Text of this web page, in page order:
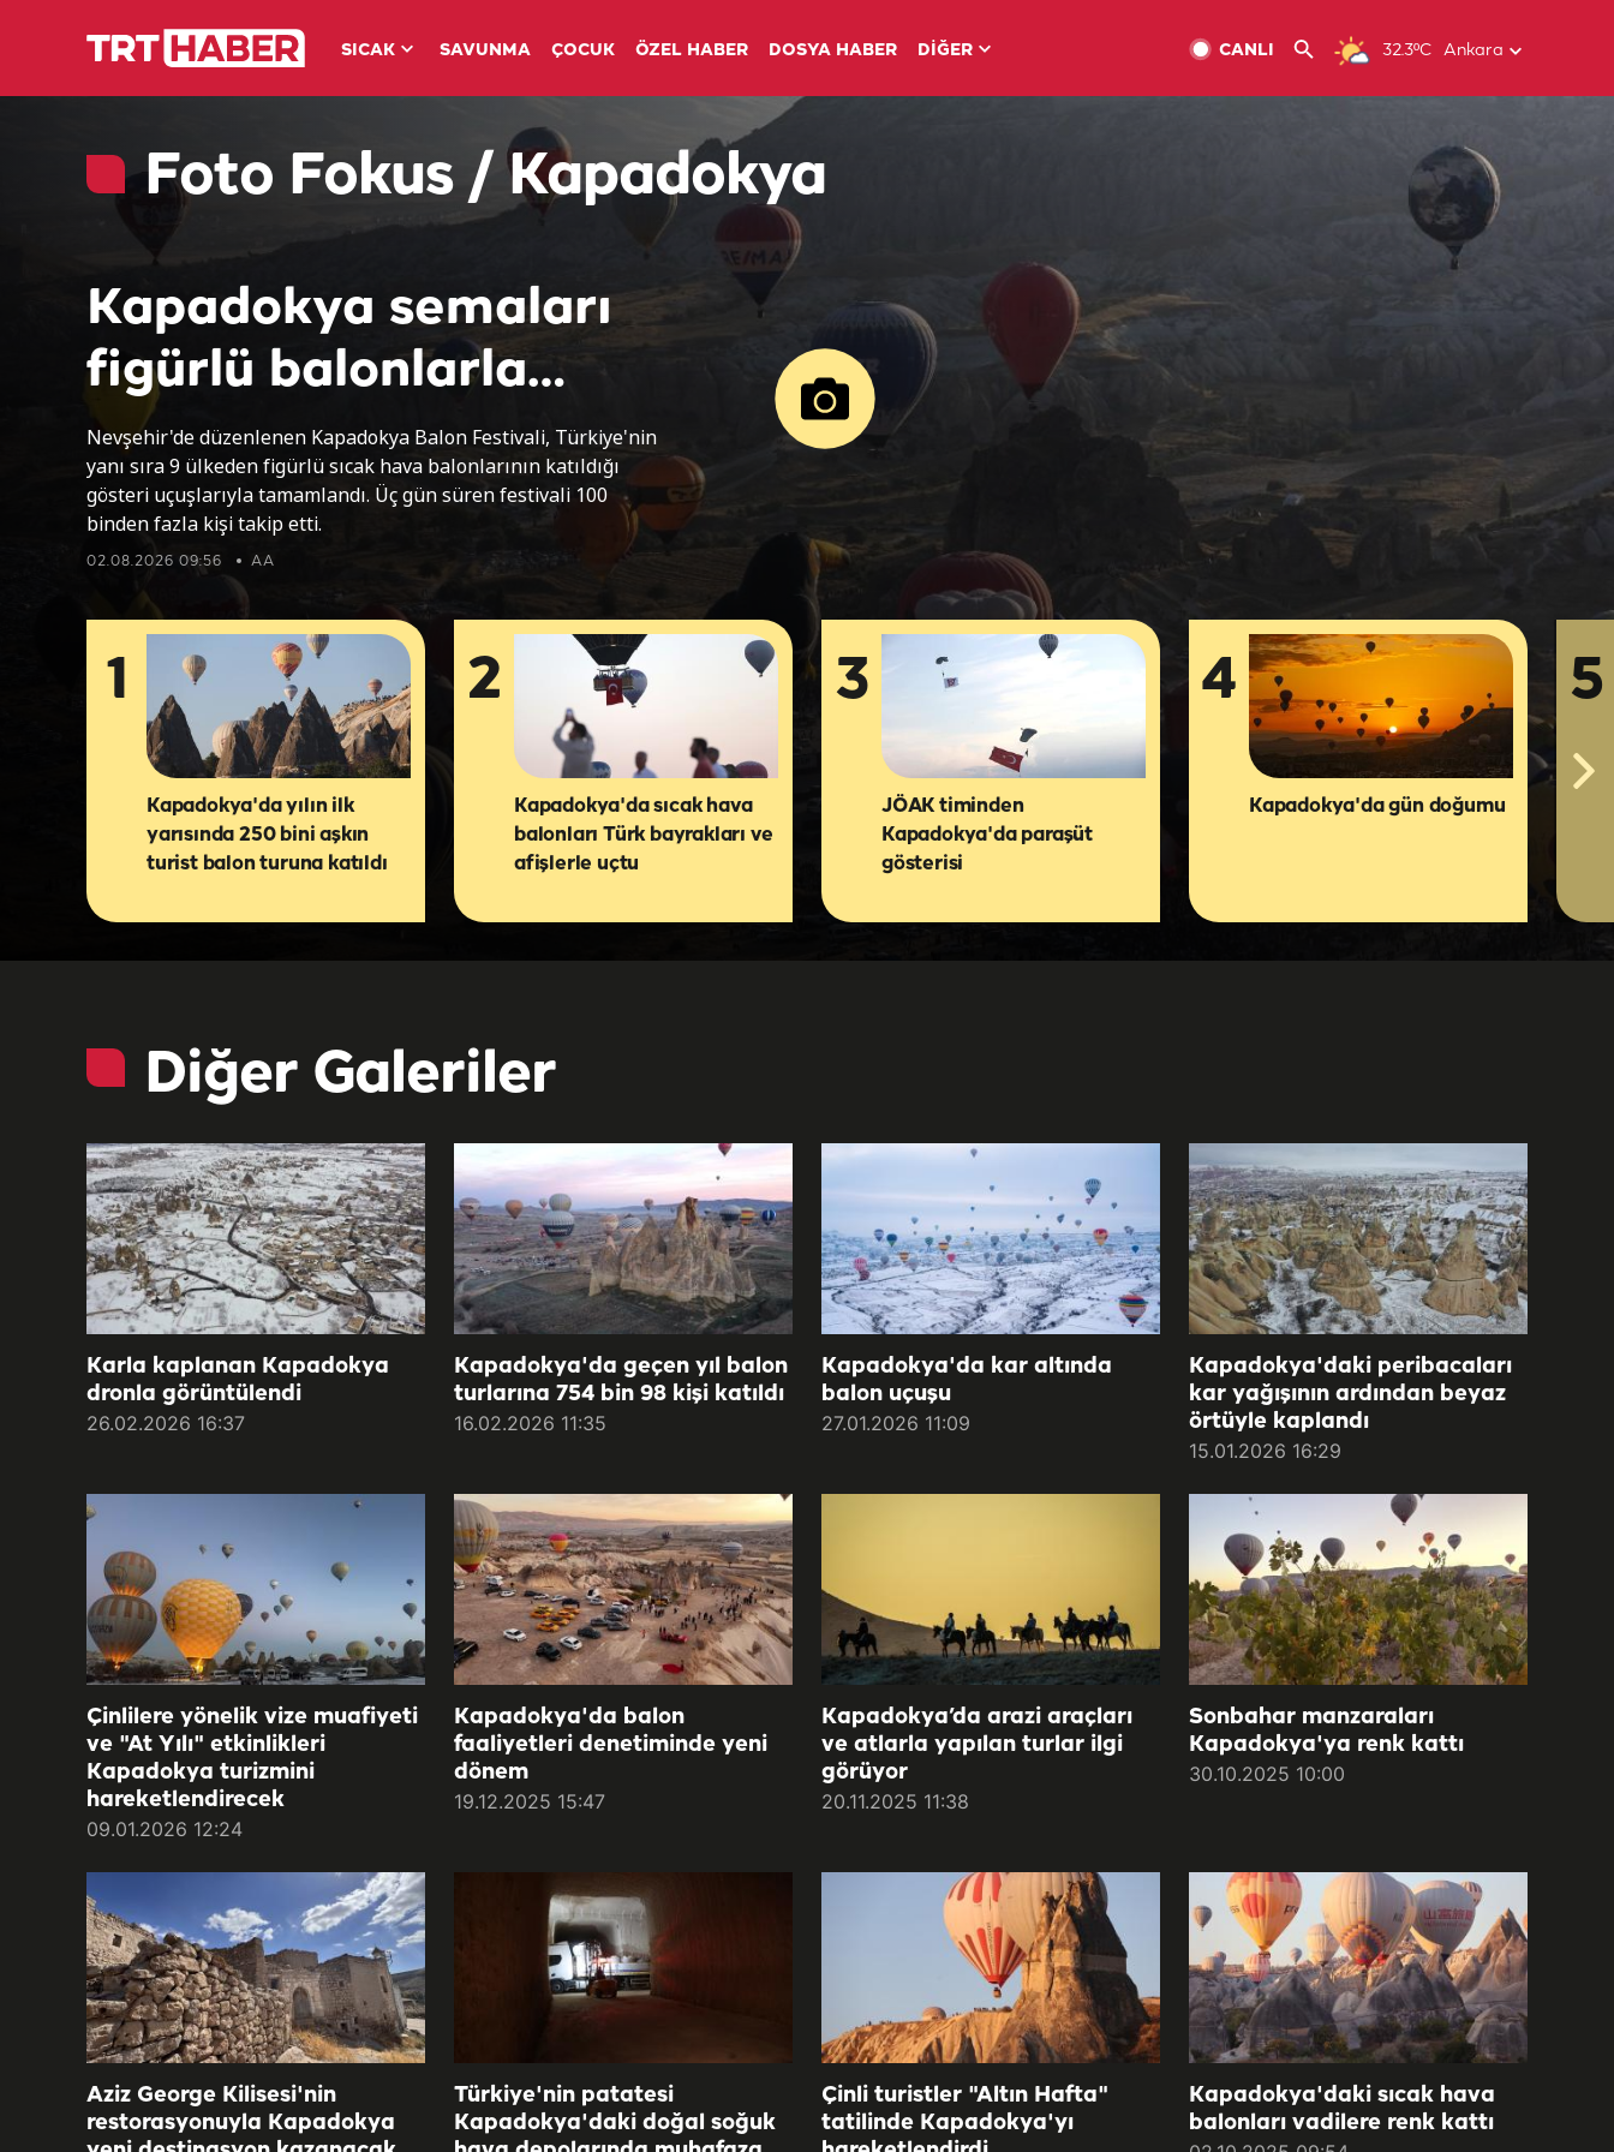
SICAK SAVUNMA ÇOCUK ÖZEL HABER DOSYA HABER DİĞER 32.3ºC Ankara
CANLI
Foto Fokus / Kapadokya
Kapadokya semaları
figürlü balonlarla
renklendi
Nevşehir'de düzenlenen Kapadokya Balon Festivali, Türkiye'nin
yanı sıra 9 ülkeden figürlü sıcak hava balonlarının katıldığı
gösteri uçuşlarıyla tamamlandı. Üç gün süren festivali 100
binden fazla kişi takip etti.
02.08.2026 09:56 AA
1
Kapadokya'da yılın ilk
yarısında 250 bini aşkın
turist balon turuna katıldı
2
Kapadokya'da sıcak hava
balonları Türk bayrakları ve
afişlerle uçtu
3
JÖAK timinden
Kapadokya'da paraşüt
gösterisi
4
Kapadokya'da gün doğumu
5
Diğer Galeriler
Karla kaplanan Kapadokya
dronla görüntülendi
26.02.2026 16:37
Kapadokya'da geçen yıl balon
turlarına 754 bin 98 kişi katıldı
16.02.2026 11:35
Kapadokya'da kar altında
balon uçuşu
27.01.2026 11:09
Kapadokya'daki peribacaları
kar yağışının ardından beyaz
örtüyle kaplandı
15.01.2026 16:29
Çinlilere yönelik vize muafiyeti
ve "At Yılı" etkinlikleri
Kapadokya turizmini
hareketlendirecek
09.01.2026 12:24
Kapadokya'da balon
faaliyetleri denetiminde yeni
dönem
19.12.2025 15:47
Kapadokya’da arazi araçları
ve atlarla yapılan turlar ilgi
görüyor
20.11.2025 11:38
Sonbahar manzaraları
Kapadokya'ya renk kattı
30.10.2025 10:00
Aziz George Kilisesi'nin
restorasyonuyla Kapadokya
Türkiye'nin patatesi
Kapadokya'daki doğal soğuk
Çinli turistler "Altın Hafta"
tatilinde Kapadokya'yı
Kapadokya'daki sıcak hava
balonları vadilere renk kattı